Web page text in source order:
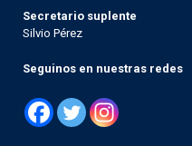
Secretario suplente
Silvio Pérez
Seguinos en nuestras redes